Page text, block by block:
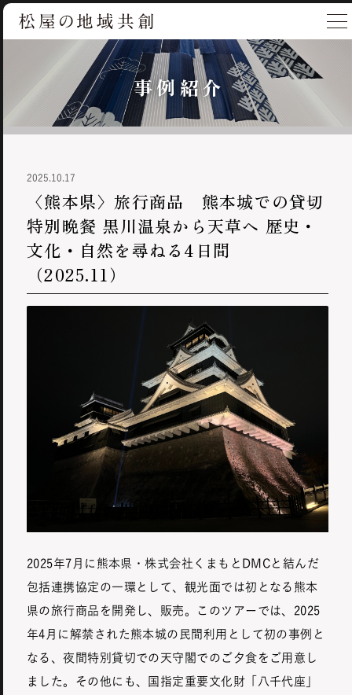
事例紹介
2025.10.17
〈熊本県〉旅行商品 熊本城での貸切
特別晩餐 黒川温泉から天草へ 歴史・
文化・自然を尋ねる4日間
（2025.11）
2025年7月に熊本県・株式会社くまもとDMCと結んだ
包括連携協定の一環として、観光面では初となる熊本
県の旅行商品を開発し、販売。このツアーでは、2025
年4月に解禁された熊本城の民間利用として初の事例と
なる、夜間特別貸切での天守閣でのご夕食をご用意し
ました。その他にも、国指定重要文化財「八千代座」